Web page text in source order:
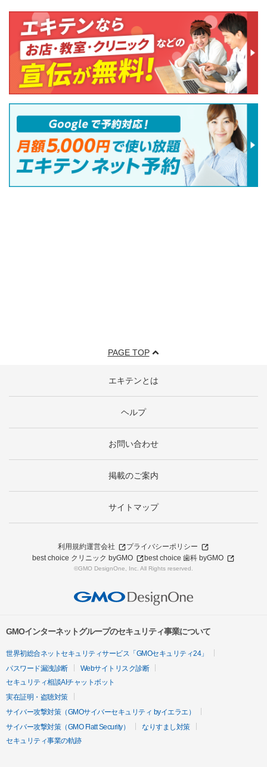
PAGE TOP
エキテンとは
ヘルプ
お問い合わせ
掲載のご案内
サイトマップ
利用規約運営会社
プライバシーポリシー
best choice クリニック byGMO
best choice 歯科 byGMO
©GMO DesignOne, Inc. All Rights reserved.
GMOインターネットグループのセキュリティ事業について
世界初総合ネットセキュリティサービス「GMOセキュリティ24」
パスワード漏洩診断
Webサイトリスク診断
セキュリティ相談AIチャットボット
実在証明・盗聴対策
サイバー攻撃対策（GMOサイバーセキュリティ byイエラエ）
サイバー攻撃対策（GMO Flatt Security）
なりすまし対策
セキュリティ事業の軌跡